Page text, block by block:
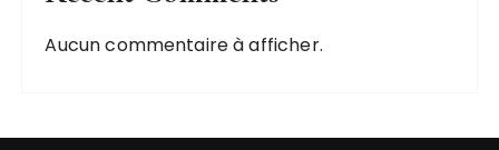
Aucun commentaire à afficher.